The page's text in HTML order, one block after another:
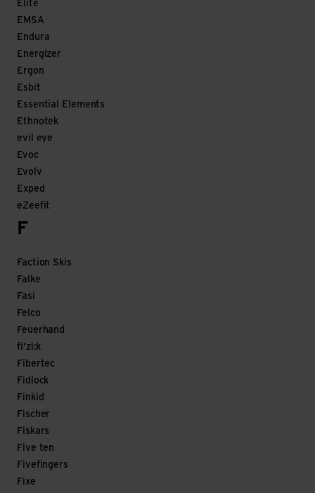
Elite
EMSA
Endura
Energizer
Ergon
Esbit
Essential Elements
Ethnotek
evil eye
Evoc
Evolv
Exped
eZeefit
F
Faction Skis
Falke
Fasi
Felco
Feuerhand
fi'zi:k
Fibertec
Fidlock
Finkid
Fischer
Fiskars
Five ten
Fivefingers
Fixe